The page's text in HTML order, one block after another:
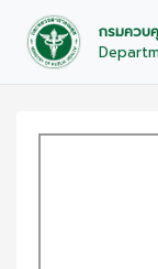
กรมควบ